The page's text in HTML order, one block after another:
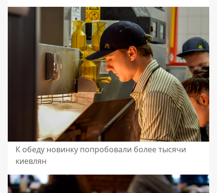
К обеду новинку попробовали более тысячи
киевлян